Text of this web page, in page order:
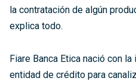
la contratación de algún
explica todo.
Fiare Banca Etica nació con
entidad de crédito para